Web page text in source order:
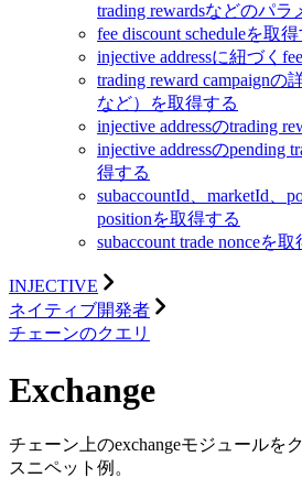
trading rewardsなどのパ
fee discount scheduleを取
injective addressに紐づく
trading reward campaignの
など）を取得する
injective addressのtrading
injective addressのpending
得する
subaccountId、marketId、
positionを取得する
subaccount trade nonceを
INJECTIVE
ネイティブ開発者
チェーンのクエリ
Exchange
チェーン上のexchangeモジュールを
スニペット例。